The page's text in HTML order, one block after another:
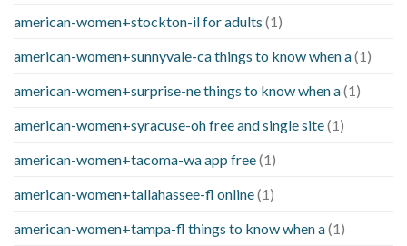
american-women+stockton-il for adults (1)
american-women+sunnyvale-ca things to know when a(1)
american-women+surprise-ne things to know when a(1)
american-women+syracuse-oh free and single site(1)
american-women+tacoma-wa app free(1)
american-women+tallahassee-fl online(1)
american-women+tampa-fl things to know when a(1)